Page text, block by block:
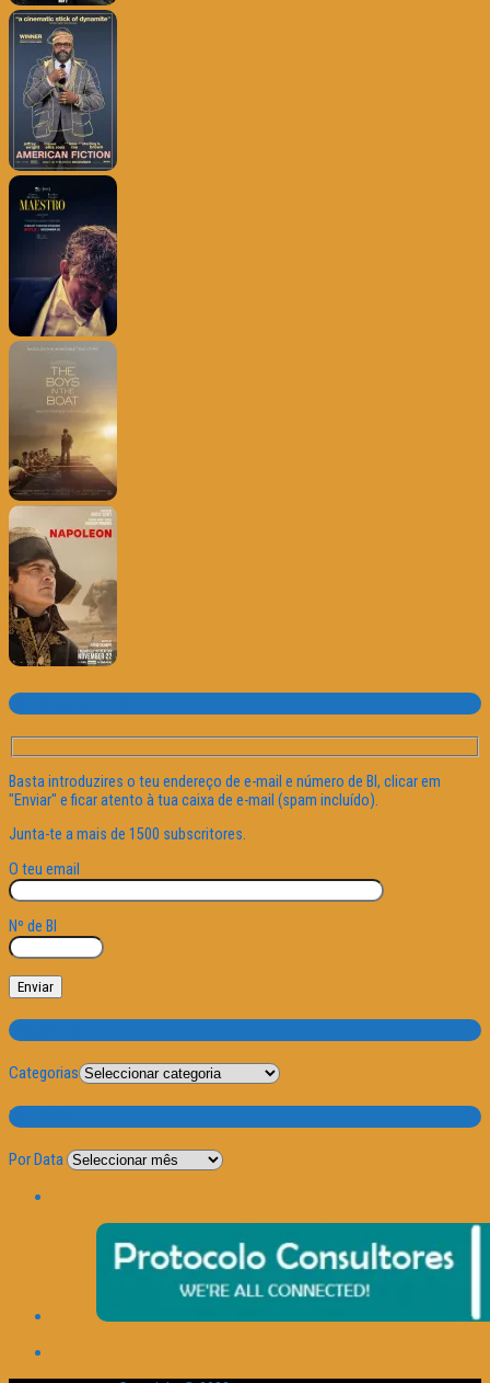
Subscrever o site
Basta introduzires o teu endereço de e-mail e número de BI, clicar em
"Enviar" e ficar atento à tua caixa de e-mail (spam incluído).
Junta-te a mais de 1500 subscritores.
O teu email
Nº de BI
Categorias
Categorias
Por Data
Por Data